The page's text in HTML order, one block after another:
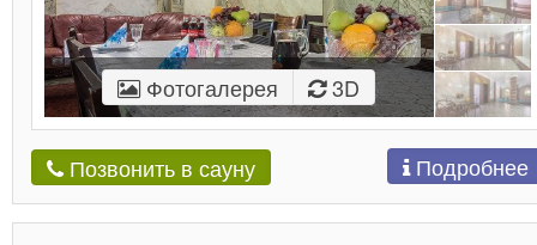
Фотогалерея 3D
Позвонить в сауну Подробнее